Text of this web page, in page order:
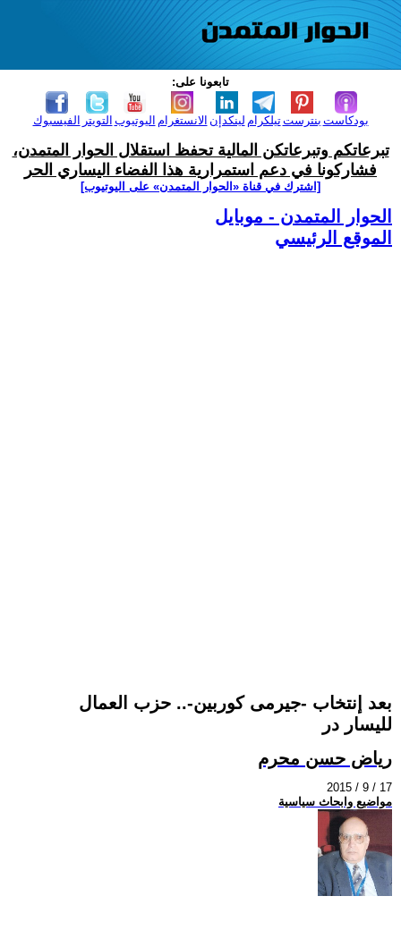
تابعونا على:
الفيسبوك التويتر اليوتيوب الانستغرام لينكدإن تيلكرامبنترست بودكاست
تبرعاتكم وتبرعاتكن المالية تحفظ استقلال الحوار المتمدن،
فشاركونا في دعم استمرارية هذا الفضاء اليساري الحر
[اشترك في قناة ‫«الحوار المتمدن» على اليوتيوب]
الحوار المتمدن - موبايل
الموقع الرئيسي
بعد إنتخاب -جيرمى كوربين-.. حزب العمال
لليسار در
رياض حسن محرم
2015 / 9 / 17
مواضيع وابحاث سياسية